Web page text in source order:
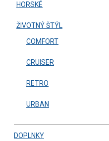
HORSKÉ
ŽIVOTNÝ ŠTÝL
COMFORT
CRUISER
RETRO
URBAN
DOPLNKY